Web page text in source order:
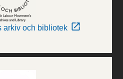
arkiv och bibliotek